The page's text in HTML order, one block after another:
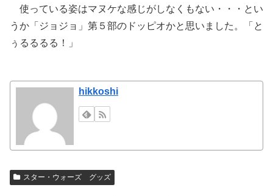
使っている姿はマヌケな感じがしなくもない・・・とい
うか「ジョジョ」第５部のドッピオかと思いました。「と
ぅるるるる！」
hikkoshi
スター・ウォーズ グッズ